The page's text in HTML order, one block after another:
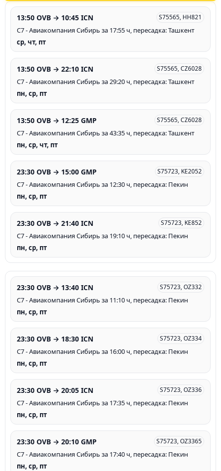
13:50 OVB → 10:45 ICN S75565, HH821
С7 - Авиакомпания Сибирь за 17:55 ч, пересадка: Ташкент
ср, чт, пт
13:50 OVB → 22:10 ICN S75565, CZ6028
С7 - Авиакомпания Сибирь за 29:20 ч, пересадка: Ташкент
пн, ср, пт
13:50 OVB → 12:25 GMP S75565, CZ6028
С7 - Авиакомпания Сибирь за 43:35 ч, пересадка: Ташкент
пн, ср, чт, пт
23:30 OVB → 15:00 GMP S75723, KE2052
С7 - Авиакомпания Сибирь за 12:30 ч, пересадка: Пекин
пн, ср, пт
23:30 OVB → 21:40 ICN S75723, KE852
С7 - Авиакомпания Сибирь за 19:10 ч, пересадка: Пекин
пн, ср, пт
23:30 OVB → 13:40 ICN S75723, OZ332
С7 - Авиакомпания Сибирь за 11:10 ч, пересадка: Пекин
пн, ср, пт
23:30 OVB → 18:30 ICN S75723, OZ334
С7 - Авиакомпания Сибирь за 16:00 ч, пересадка: Пекин
пн, ср, пт
23:30 OVB → 20:05 ICN S75723, OZ336
С7 - Авиакомпания Сибирь за 17:35 ч, пересадка: Пекин
пн, ср, пт
23:30 OVB → 20:10 GMP S75723, OZ3365
С7 - Авиакомпания Сибирь за 17:40 ч, пересадка: Пекин
пн, ср, пт